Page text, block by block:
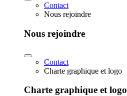
Contact
Nous rejoindre
Nous rejoindre
Contact
Charte graphique et logo
Charte graphique et logo